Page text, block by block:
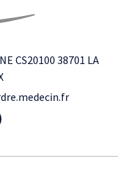
CS20100 38701 LA